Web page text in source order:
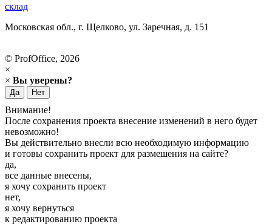
склад
Московская обл., г. Щелково, ул. Заречная, д. 151
© ProfOffice, 2026
×
× Вы уверены?
Да Нет
Внимание!
После сохранения проекта внесение изменений в него будет
невозможно!
Вы действительно внесли всю необходимую информацию
и готовы сохранить проект для размешения на сайте?
да,
все данные внесены,
я хочу сохранить проект
нет,
я хочу вернуться
к редактированию проекта